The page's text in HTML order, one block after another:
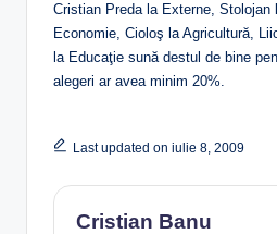
Cristian Preda la Externe, Stolojan
Economie, Cioloş la Agricultură,
la Educaţie sună destul de bine
alegeri ar avea minim 20%.
Last updated on iulie 8, 2009
Cristian Banu